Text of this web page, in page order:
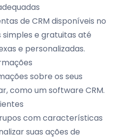
de CRM disponíveis no
simples e gratuitas até
e personalizadas.
sobre os seus
como um software CRM.
com características
suas ações de